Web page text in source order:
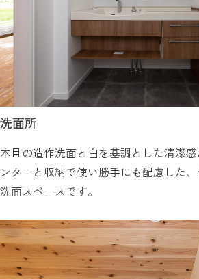
洗面所
木目の造作洗面と白を基調とした清潔
ンターと収納で使い勝手にも配慮した
洗面スペースです。